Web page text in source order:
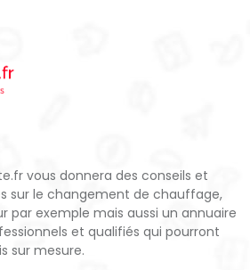
vous donnera des conseils et
sur le changement de chauffage,
par exemple mais aussi un annuaire
et qualifiés qui pourront
sur mesure.